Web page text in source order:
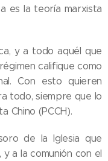
es la teoría marxista
y a todo aquél que
califique como
Con esto quieren
todo, siempre que lo
Chino (PCCH).
de la Iglesia que
a la comunión con el